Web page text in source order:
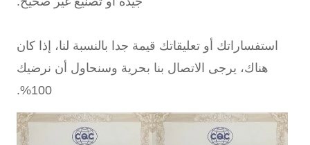
استفساراتك أو تعليقاتك قيمة جدا بالنسبة لنا، إذا كان
هناك، يرجى الاتصال بنا بحرية وسنحاول أن نرضيك
100%.